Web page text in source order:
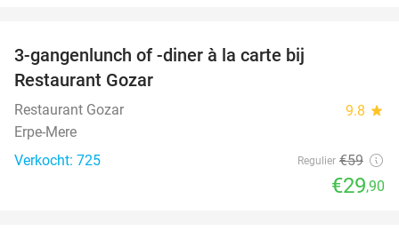
3-gangenlunch of -diner à la carte bij
Restaurant Gozar
Restaurant Gozar 9.8 star
Erpe-Mere
Verkocht: 725
Regulier €59
€29,90